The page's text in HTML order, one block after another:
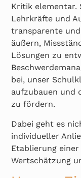
Kritik elementar.
Lehrkräfte und
transparente
äußern,
Lösungen zu
bei, unser
aufzubauen und
zu fördern.
Dabei geht es
individueller
Etablierung einer
Wertschätzung